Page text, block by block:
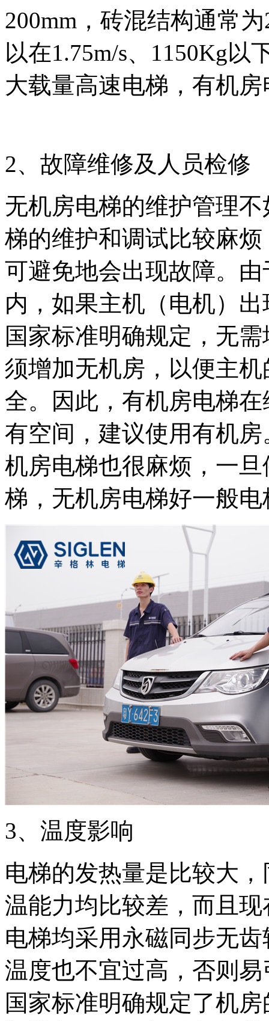
200mm，砖混结构通常
以在1.75m/s、1150Kg
大载量高速电梯，有机
2、故障维修及人员检修
无机房电梯的维护管理
梯的维护和调试比较麻
可避免地会出现故障。
内，如果主机（电机）
国家标准明确规定，无
须增加无机房，以便主
全。因此，有机房电梯
有空间，建议使用有机
机房电梯也很麻烦，一
梯，无机房电梯好一般
3、温度影响
电梯的发热量是比较大
温能力均比较差，而且
电梯均采用永磁同步无
温度也不宜过高，否则
国家标准明确规定了机